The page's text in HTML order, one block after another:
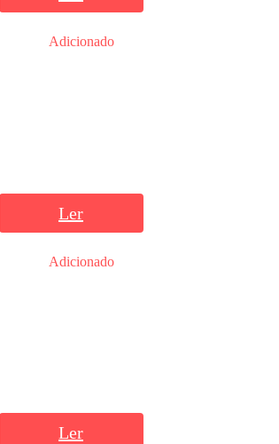
Adicionado
Ler
Adicionado
Ler